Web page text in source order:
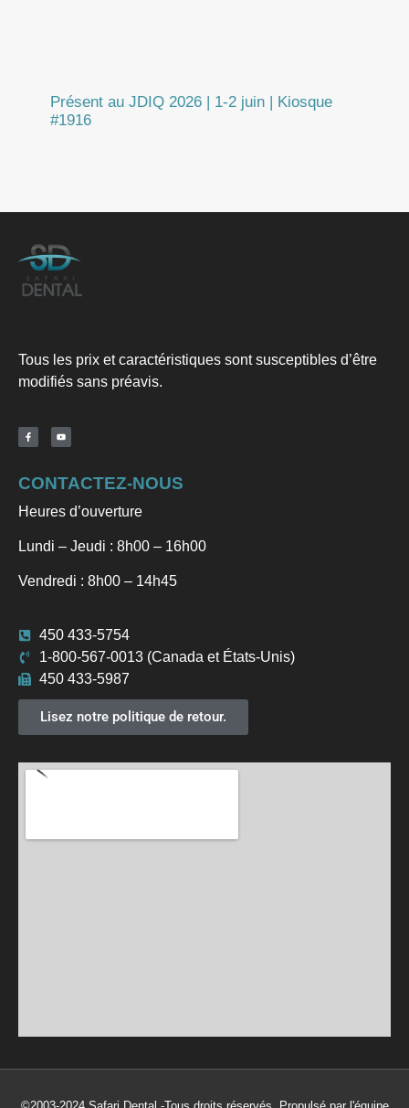
Présent au JDIQ 2026 | 1-2 juin | Kiosque
#1916
Tous les prix et caractéristiques sont susceptibles d’être
modifiés sans préavis.
CONTACTEZ-NOUS
Heures d’ouverture
Lundi – Jeudi : 8h00 – 16h00
Vendredi : 8h00 – 14h45
450 433-5754
1-800-567-0013 (Canada et États-Unis)
450 433-5987
Lisez notre politique de retour.